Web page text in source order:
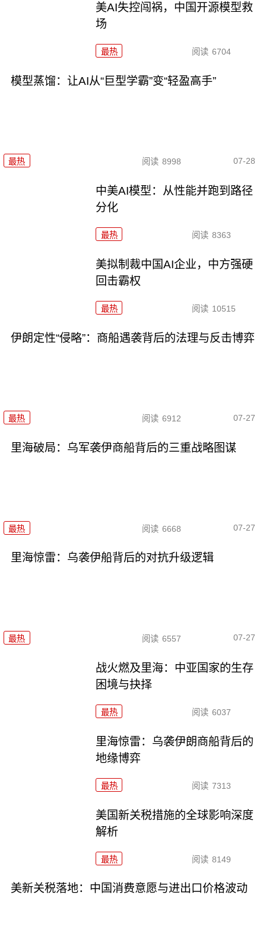
美AI失控闯祸，中国开源模型救
场
最热 阅读 6704
模型蒸馏：让AI从“巨型学霸”变“轻盈高手”
最热 阅读 8998 07-28
中美AI模型：从性能并跑到路径
分化
最热 阅读 8363
美拟制裁中国AI企业，中方强硬
回击霸权
最热 阅读 10515
伊朗定性“侵略”：商船遇袭背后的法理与反击博弈
最热 阅读 6912 07-27
里海破局：乌军袭伊商船背后的三重战略图谋
最热 阅读 6668 07-27
里海惊雷：乌袭伊船背后的对抗升级逻辑
最热 阅读 6557 07-27
战火燃及里海：中亚国家的生存
困境与抉择
最热 阅读 6037
里海惊雷：乌袭伊朗商船背后的
地缘博弈
最热 阅读 7313
美国新关税措施的全球影响深度
解析
最热 阅读 8149
美新关税落地：中国消费意愿与进出口价格波动